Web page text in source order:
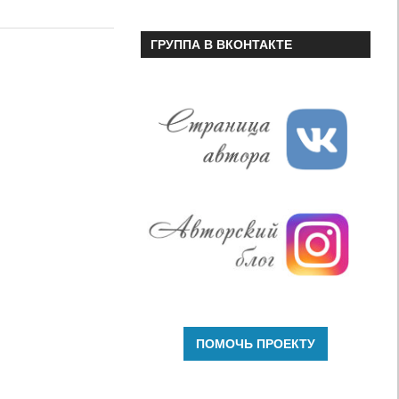
ГРУППА В ВКОНТАКТЕ